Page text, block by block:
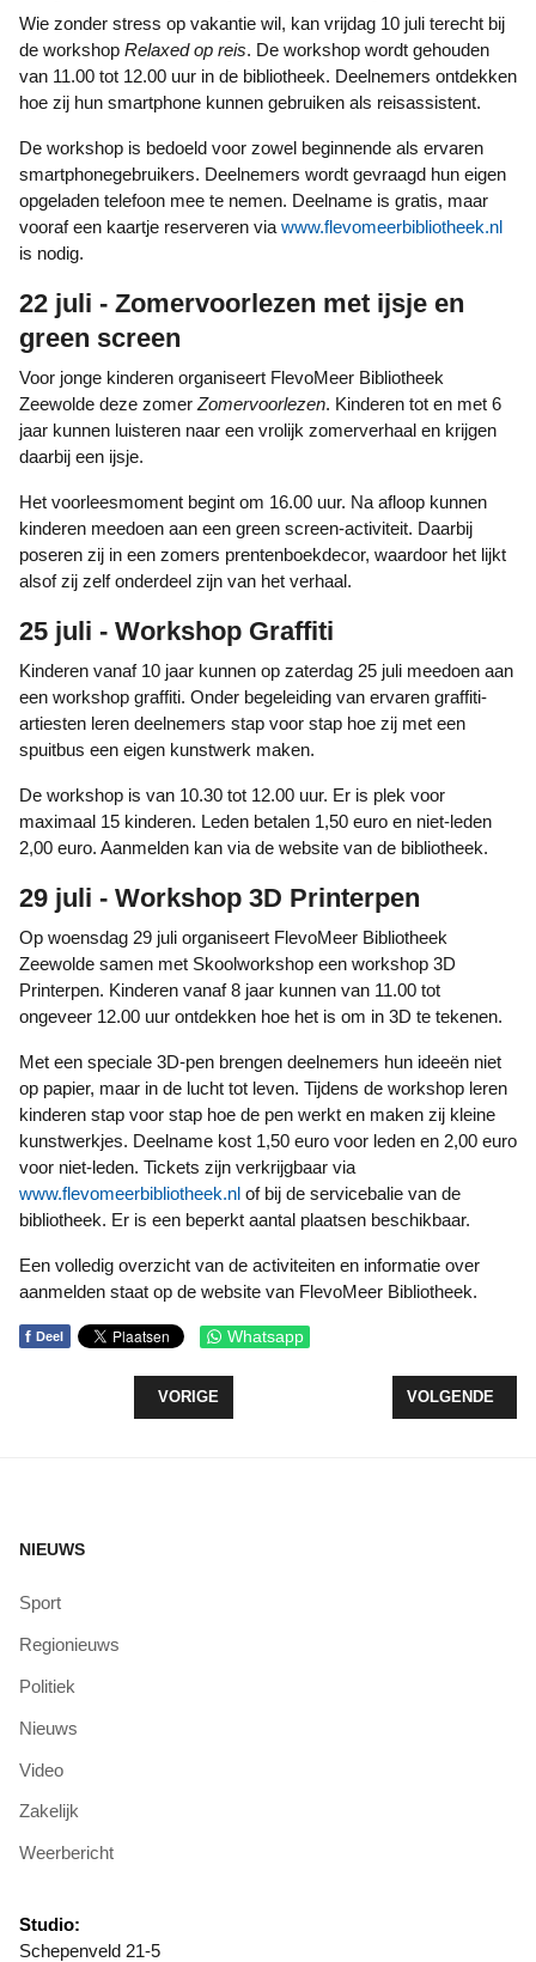
Wie zonder stress op vakantie wil, kan vrijdag 10 juli terecht bij
de workshop Relaxed op reis. De workshop wordt gehouden
van 11.00 tot 12.00 uur in de bibliotheek. Deelnemers ontdekken
hoe zij hun smartphone kunnen gebruiken als reisassistent.
De workshop is bedoeld voor zowel beginnende als ervaren
smartphonegebruikers. Deelnemers wordt gevraagd hun eigen
opgeladen telefoon mee te nemen. Deelname is gratis, maar
vooraf een kaartje reserveren via www.flevomeerbibliotheek.nl
is nodig.
22 juli - Zomervoorlezen met ijsje en
green screen
Voor jonge kinderen organiseert FlevoMeer Bibliotheek
Zeewolde deze zomer Zomervoorlezen. Kinderen tot en met 6
jaar kunnen luisteren naar een vrolijk zomerverhaal en krijgen
daarbij een ijsje.
Het voorleesmoment begint om 16.00 uur. Na afloop kunnen
kinderen meedoen aan een green screen-activiteit. Daarbij
poseren zij in een zomers prentenboekdecor, waardoor het lijkt
alsof zij zelf onderdeel zijn van het verhaal.
25 juli - Workshop Graffiti
Kinderen vanaf 10 jaar kunnen op zaterdag 25 juli meedoen aan
een workshop graffiti. Onder begeleiding van ervaren graffiti-
artiesten leren deelnemers stap voor stap hoe zij met een
spuitbus een eigen kunstwerk maken.
De workshop is van 10.30 tot 12.00 uur. Er is plek voor
maximaal 15 kinderen. Leden betalen 1,50 euro en niet-leden
2,00 euro. Aanmelden kan via de website van de bibliotheek.
29 juli - Workshop 3D Printerpen
Op woensdag 29 juli organiseert FlevoMeer Bibliotheek
Zeewolde samen met Skoolworkshop een workshop 3D
Printerpen. Kinderen vanaf 8 jaar kunnen van 11.00 tot
ongeveer 12.00 uur ontdekken hoe het is om in 3D te tekenen.
Met een speciale 3D-pen brengen deelnemers hun ideeën niet
op papier, maar in de lucht tot leven. Tijdens de workshop leren
kinderen stap voor stap hoe de pen werkt en maken zij kleine
kunstwerkjes. Deelname kost 1,50 euro voor leden en 2,00 euro
voor niet-leden. Tickets zijn verkrijgbaar via
www.flevomeerbibliotheek.nl of bij de servicebalie van de
bibliotheek. Er is een beperkt aantal plaatsen beschikbaar.
Een volledig overzicht van de activiteiten en informatie over
aanmelden staat op de website van FlevoMeer Bibliotheek.
f Deel Whatsapp
VORIG ARTIKEL: MAATJES GEZOCHT VOOR
VORIGE VOLGENDE
VOLGENDE
NIEUWS
Sport
Regionieuws
Politiek
Nieuws
Video
Zakelijk
Weerbericht
Studio:
Schepenveld 21-5